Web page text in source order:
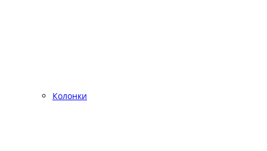
Колонки